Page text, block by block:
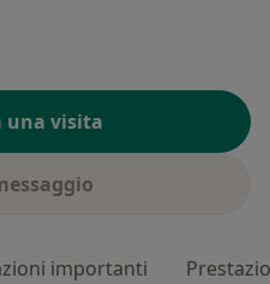
una visita
importanti